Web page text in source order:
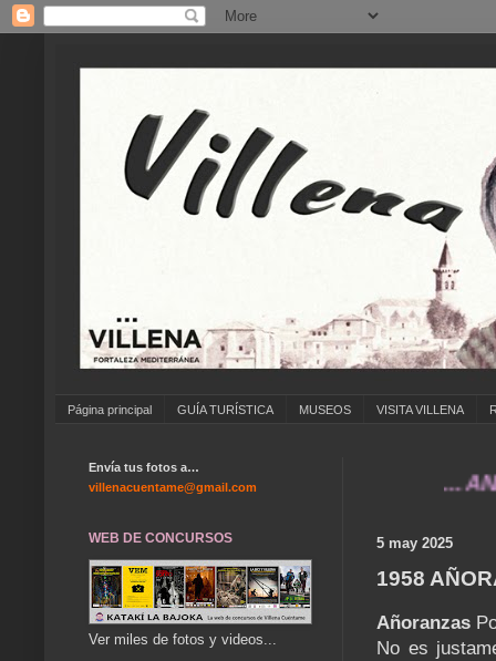
Página principal GUÍA TURÍSTICA MUSEOS VISITA VILLENA
... ANÍMATE
5 may 2025
1958
Añoranzas
No es
Envía tus fotos a…
villenacuentame@gmail.com
WEB DE CONCURSOS
Ver miles de fotos y videos...